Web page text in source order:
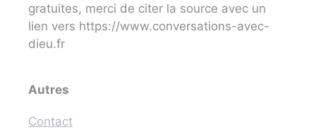
gratuites, merci de citer la source avec un
lien vers https://www.conversations-avec-
dieu.fr
Autres
Contact